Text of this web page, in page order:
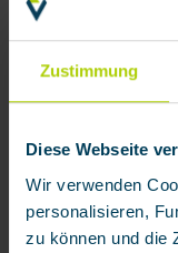
Zustimmung
Diese Webseite
Wir verwenden
personalisieren,
zu können und die